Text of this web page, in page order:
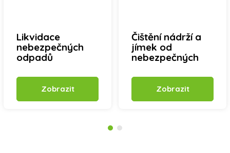
Likvidace
nebezpečných
odpadů
Zobrazit
Čištění nádrží a
jímek od
nebezpečných
Zobrazit